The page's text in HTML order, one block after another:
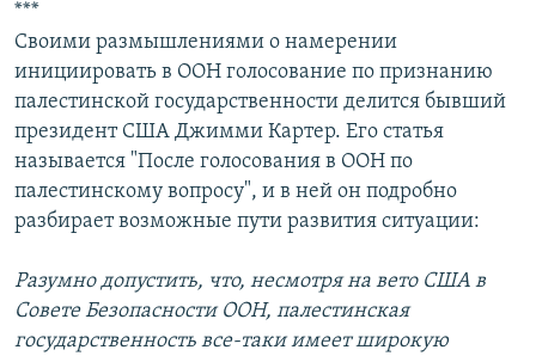
***
Своими размышлениями о намерении
инициировать в ООН голосование по признанию
палестинской государственности делится бывший
президент США Джимми Картер. Его статья
называется "После голосования в ООН по
палестинскому вопросу", и в ней он подробно
разбирает возможные пути развития ситуации:
Разумно допустить, что, несмотря на вето США в
Совете Безопасности ООН, палестинская
государственность все-таки имеет широкую